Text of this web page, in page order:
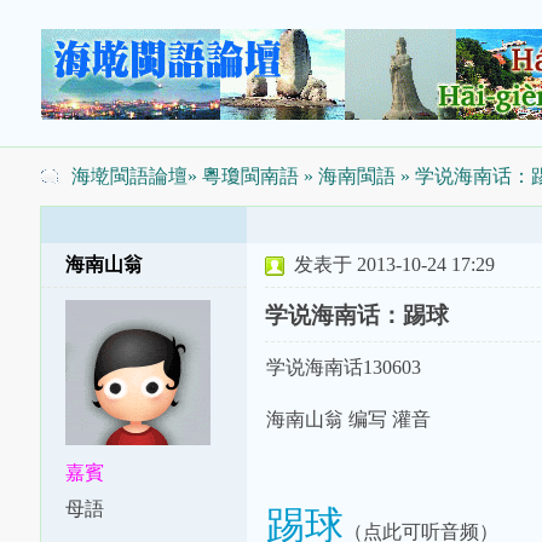
海墘閩語論壇» 粵瓊閩南語» 海南閩語» 学说海南话：
海南山翁
嘉賓
母語
发表于 2013-10-24 17:29
学说海南话：踢球
学说海南话130603
海南山翁 编写 灌音
踢球 （点此可听音频）